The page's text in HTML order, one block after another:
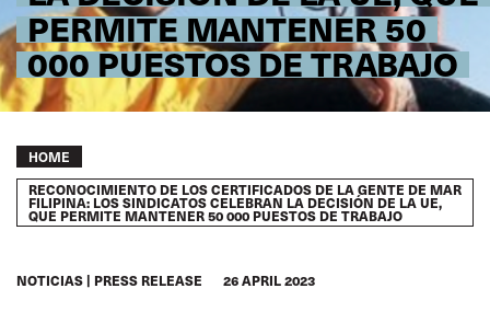
PERMITE MANTENER 50
000 PUESTOS DE TRABAJO
Breadcrumb
HOME
RECONOCIMIENTO DE LOS CERTIFICADOS DE LA GENTE DE MAR
FILIPINA: LOS SINDICATOS CELEBRAN LA DECISIÓN DE LA UE,
QUE PERMITE MANTENER 50 000 PUESTOS DE TRABAJO
NOTICIAS PRESS RELEASE 26 APRIL 2023